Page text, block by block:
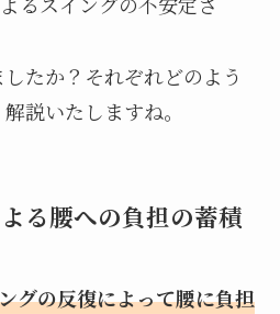
たか？それぞれどのよう
説いたしますね。
る腰への負担の蓄積
グの反復によって腰に負担